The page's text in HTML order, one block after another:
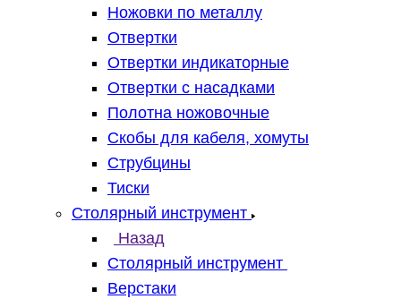
Ножовки по металлу
Отвертки
Отвертки индикаторные
Отвертки с насадками
Полотна ножовочные
Скобы для кабеля, хомуты
Струбцины
Тиски
Столярный инструмент
Назад
Столярный инструмент
Верстаки